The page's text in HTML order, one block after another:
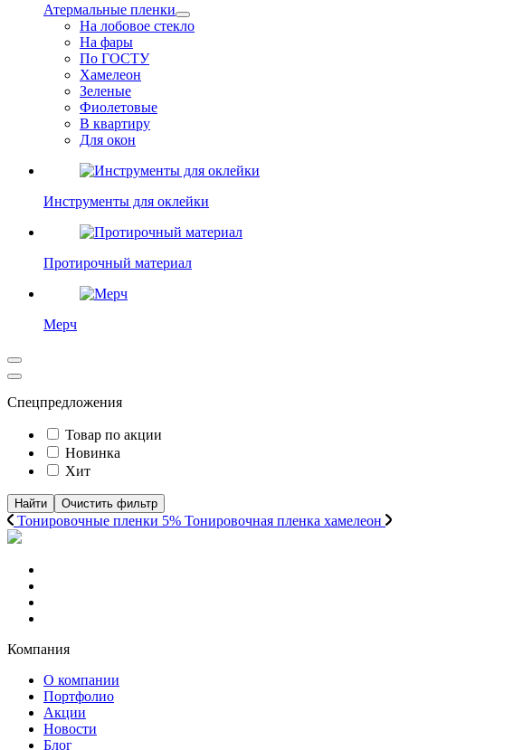
Атермальные пленки
На лобовое стекло
На фары
По ГОСТУ
Хамелеон
Зеленые
Фиолетовые
В квартиру
Для окон
Инструменты для оклейки
Протирочный материал
Мерч
Спецпредложения
Товар по акции
Новинка
Хит
Найти Очистить фильтр
Тонировочные пленки 5% Тонировочная пленка хамелеон
Компания
О компании
Портфолио
Акции
Новости
Блог